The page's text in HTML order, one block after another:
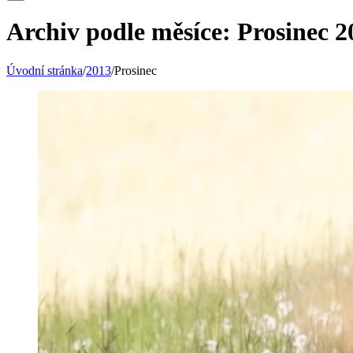
Archiv podle měsíce: Prosinec
Úvodní stránka/2013/Prosinec